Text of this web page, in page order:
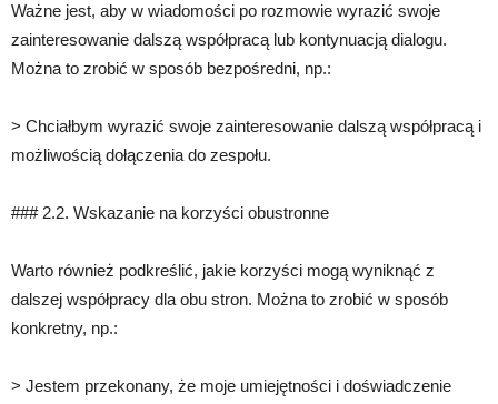
Ważne jest, aby w wiadomości po rozmowie wyrazić swoje
zainteresowanie dalszą współpracą lub kontynuacją dialogu.
Można to zrobić w sposób bezpośredni, np.:
> Chciałbym wyrazić swoje zainteresowanie dalszą współpracą i
możliwością dołączenia do zespołu.
### 2.2. Wskazanie na korzyści obustronne
Warto również podkreślić, jakie korzyści mogą wyniknąć z
dalszej współpracy dla obu stron. Można to zrobić w sposób
konkretny, np.:
> Jestem przekonany, że moje umiejętności i doświadczenie